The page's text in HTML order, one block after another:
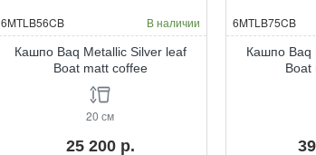
6MTLB56CB В наличии
Кашпо Baq Metallic Silver leaf
Boat matt coffee
20 см
25 200 р.
6MTLB75CB
Кашпо Baq
Boat